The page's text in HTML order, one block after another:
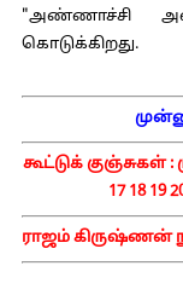
"அண்ணாச்சி
கொடுக்கிறது.
கூட்டுக் குஞ்சுகள் :
171819
ராஜம் கிருஷ்ணன்